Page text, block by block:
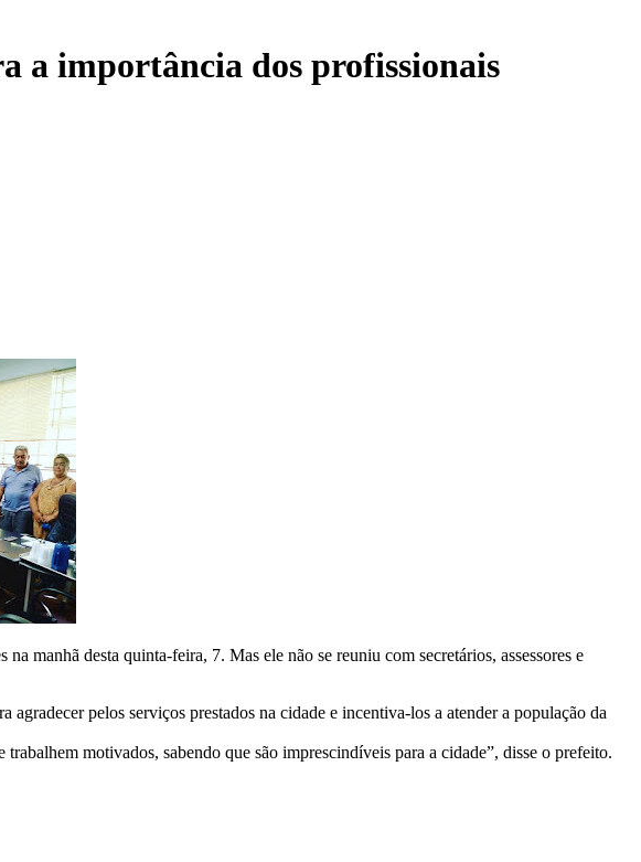
a importância dos profissionais
manhã desta quinta-feira, 7. Mas ele não se reuniu com secretários, assessores e
pelos serviços prestados na cidade e incentiva-los a atender a população da
motivados, sabendo que são imprescindíveis para a cidade”, disse o prefeito.